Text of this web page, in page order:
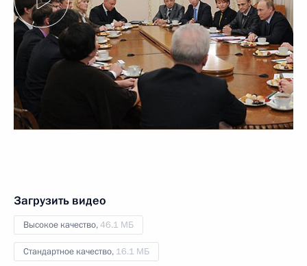
Загрузить видео
Высокое качество,46.1 МБ
Стандартное качество, 16.1 МБ